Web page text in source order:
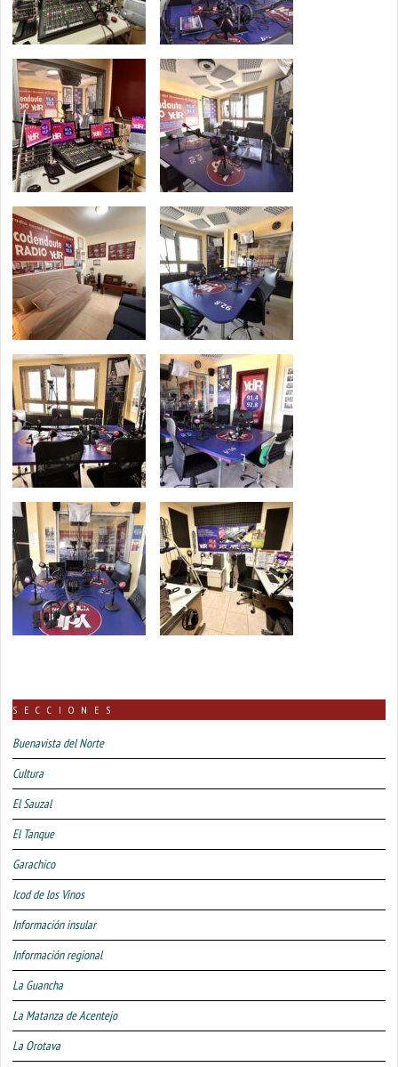
SECCIONES
Buenavista del Norte
Cultura
El Sauzal
El Tanque
Garachico
Icod de los Vinos
Información insular
Información regional
La Guancha
La Matanza de Acentejo
La Orotava